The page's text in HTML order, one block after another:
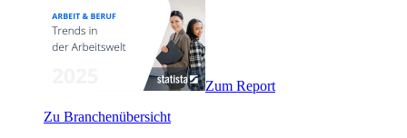
Zum Report
Zu Branchenübersicht